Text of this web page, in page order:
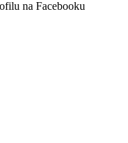
na Facebooku